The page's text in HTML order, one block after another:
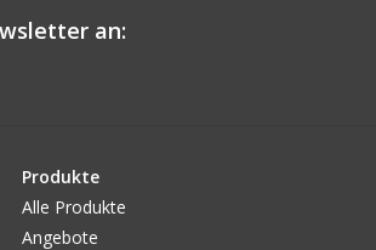
an:
Produkte
Alle Produkte
Angebote